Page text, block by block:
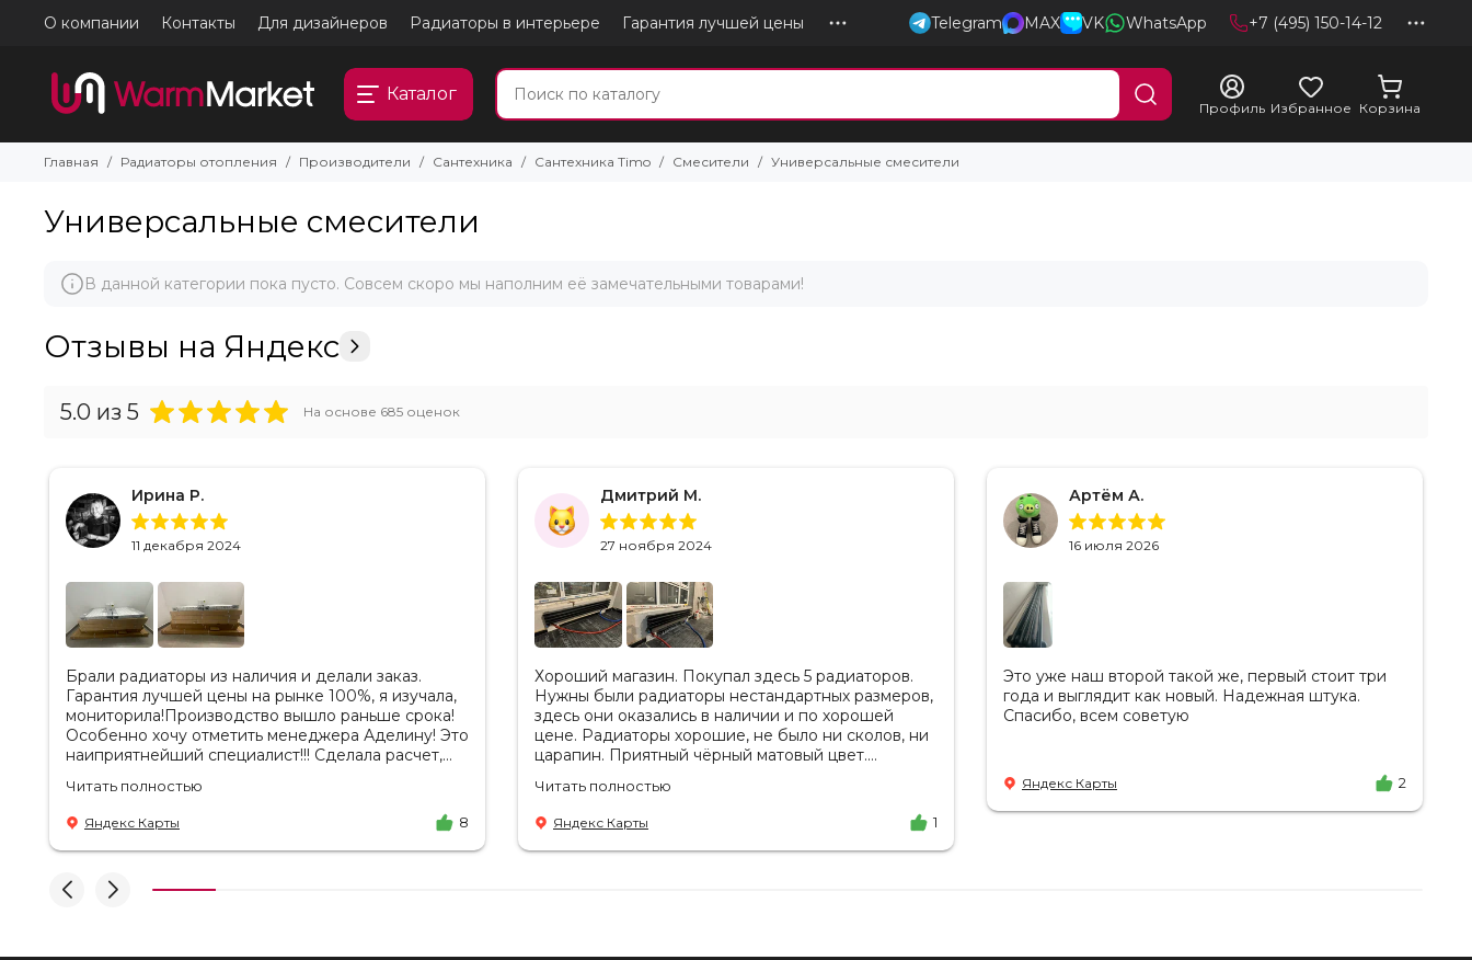
О компании Контакты Для дизайнеров Радиаторы в интерьере Гарантия лучшей цены Telegram MAX VK WhatsApp +7 (495) 150-14-12
Каталог
Профиль Избранное Корзина
Главная Радиаторы отопления Производители Сантехника Сантехника Timo Смесители Универсальные смесители
Универсальные смесители
В данной категории пока пусто. Совсем скоро мы наполним её замечательными товарами!
Отзывы на Яндекс
5.0 из 5 На основе 685 оценок
Ирина Р.
11 декабря 2024
Брали радиаторы из наличия и делали заказ.
Гарантия лучшей цены на рынке 100%, я изучала,
мониторила!Производство вышло раньше срока!
Особенно хочу отметить менеджера Аделину! Это
наиприятнейший специалист!!! Сделала расчет,
лучшую цену. Всегда на связи, на все вопросы
есть ответы. Доставка на удобный день, удобное
время! Никаких замечаний, только бесконечное
удовольствие от взаимодействия с ней. Вот это я
рекомендовать не задумываясь! И надеюсь наши
много-много лет) СПАСИБО!!!!
Читать полностью
Яндекс Карты 8
Дмитрий М.
27 ноября 2024
Хороший магазин. Покупал здесь 5 радиаторов.
Нужны были радиаторы нестандартных размеров,
здесь они оказались в наличии и по хорошей
цене. Радиаторы хорошие, не было ни сколов, ни
царапин. Приятный чёрный матовый цвет.
разъяснения. Так же отмечу, что хорошая
доставка в срок, учли высоту паркинга, проблем
не было.
Читать полностью
Яндекс Карты 1
Артём А.
16 июля 2026
Это уже наш второй такой же, первый стоит три
года и выглядит как новый. Надежная штука.
Спасибо, всем советую
Яндекс Карты 2